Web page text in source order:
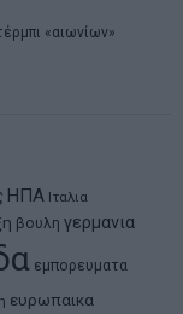
«αιωνίων»
ΗΠΑ Ιταλια
βουλη γερμανια
εμπορευματα
ευρωπαικα